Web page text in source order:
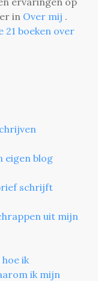
in Over mij .
21 boeken over
eigen blog
schrijft
uit mijn
ik
ik mijn